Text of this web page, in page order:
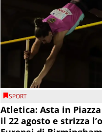
SPORT
Atletica: Asta in
il 22 agosto e strizza